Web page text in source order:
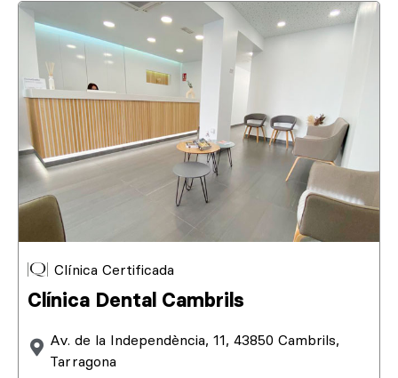
Clínica Certificada
Clínica Dental Cambrils
Av. de la Independència, 11, 43850 Cambrils,
Tarragona